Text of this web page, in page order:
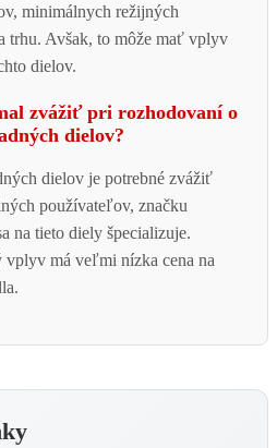
minimálnych režijných
trhu. Avšak, to môže mať vplyv
dielov.
zvážiť pri rozhodovaní o
dielov?
dielov je potrebné zvážiť
používateľov, značku
na tieto diely špecializuje.
má veľmi nízka cena na